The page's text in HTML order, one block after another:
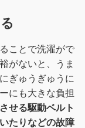
ことで洗濯がで
がないと、うま
ぎゅうぎゅうに
にも大きな負担
せる駆動ベルト
たりなどの故障